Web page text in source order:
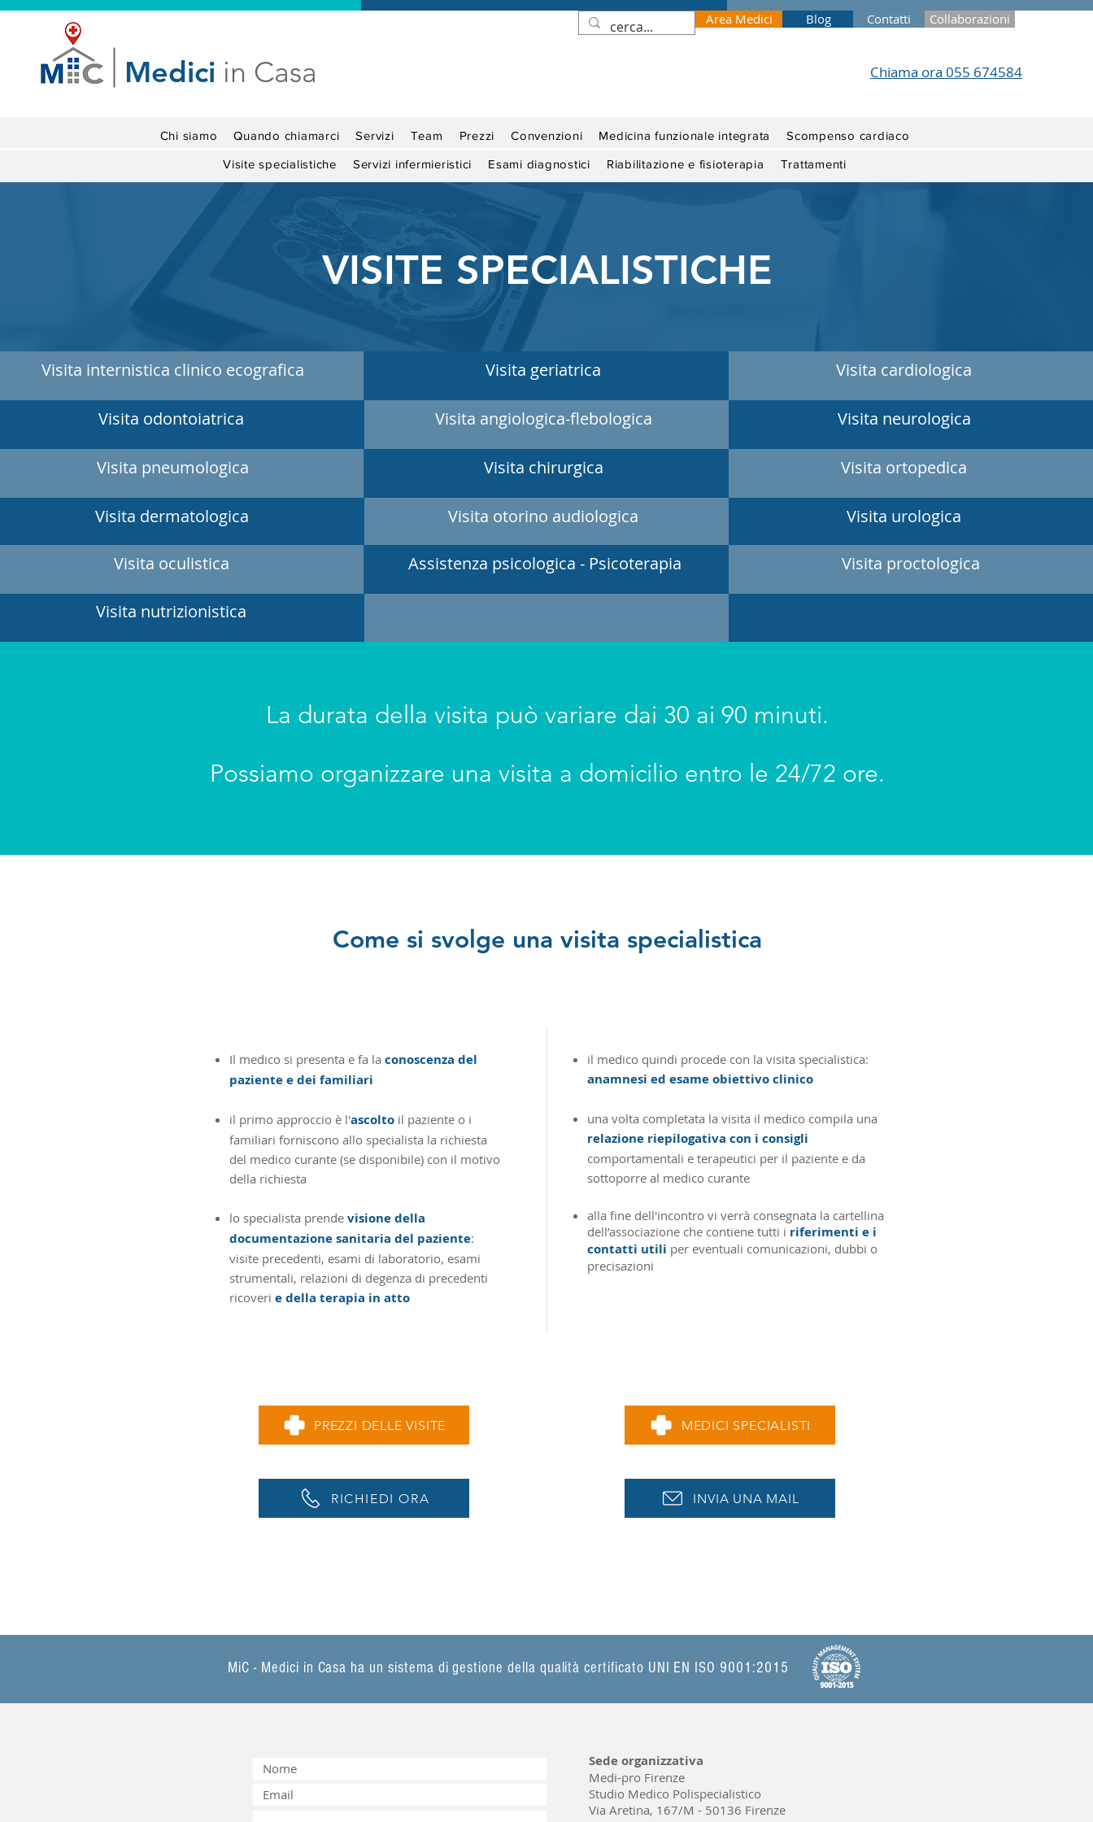
Medici in Casa
Area Medici Blog Contatti Collaborazioni
Chiama ora 055 674584
Chi siamo Quando chiamarci Servizi Team Prezzi Convenzioni Medicina funzionale integrata Scompenso cardiaco
Visite specialistiche Servizi infermieristici Esami diagnostici Riabilitazione e fisioterapia Trattamenti
Visita internistica clinico ecografica Visita geriatrica Visita cardiologica
Visita odontoiatrica Visita angiologica-flebologica Visita neurologica
Visita pneumologica Visita chirurgica Visita ortopedica
Visita dermatologica Visita otorino audiologica Visita urologica
Visita nutrizionistica
La durata della visita può variare dai 30 ai 90 minuti.
Possiamo organizzare una visita a domicilio entro le 24/72 ore.
Come si svolge una visita specialistica
Il medico si presenta e fa la conoscenza del
paziente e dei familiari
il primo approccio è l'ascolto il paziente o i
familiari forniscono allo specialista la richiesta
del medico curante (se disponibile) con il motivo
della richiesta
lo specialista prende visione della
documentazione sanitaria del paziente:
visite precedenti, esami di laboratorio, esami
strumentali, relazioni di degenza di precedenti
ricoveri edella terapia in atto
​il medico quindi procede con la visita specialistica:
anamnesi ed esame obiettivo clinico
una volta completata la visita il medico compila una
relazione riepilogativa con i consigli
comportamentali e terapeutici per il paziente e da
sottoporre al medico curante
alla fine dell'incontro vi verrà consegnata la cartellina
dell’associazione che contiene tutti i riferimenti e i
contatti utili per eventuali comunicazioni, dubbi o
precisazioni
PREZZI DELLE VISITE
RICHIEDI ORA
MEDICI SPECIALISTI
INVIA UNA MAIL
Visita oculistica Assistenza psicologica - Psicoterapia Visita proctologica
VISITE SPECIALISTICHE
MiC - Medici in Casa ha un sistema di gestione della qualità certificato UNI EN ISO 9001:2015
Sede organizzativa
Medi-pro Firenze
Studio Medico Polispecialistico
Via Aretina, 167/M - 50136 Firenze